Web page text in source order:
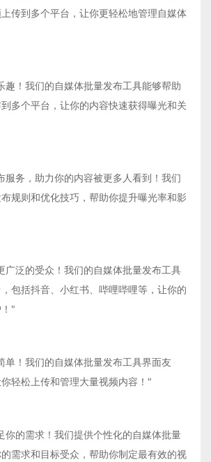
传到多个平台，让你更轻松地管理自媒体
趣！我们的自媒体批量发布工具能够帮助
多个平台，让你的内容快速获得曝光和关
服务，助力你的内容被更多人看到！我们
规则和优化技巧，帮助你提升曝光率和影
广泛的受众！我们的自媒体批量发布工具
包括抖音、小红书、哔哩哔哩等，让你的
"
单！我们的自媒体批量发布工具界面友
轻松上传和管理大量视频内容！"
你的需求！我们提供个性化的自媒体批量
需求和目标受众，帮助你制定最有效的视